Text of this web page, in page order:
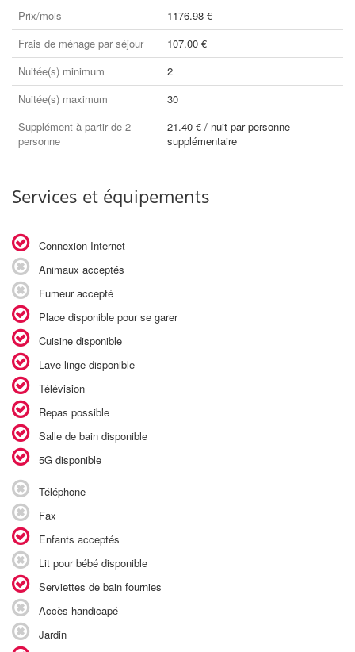
Prix/mois
1176.98 €
Frais de ménage par séjour
107.00 €
Nuitée(s) minimum
2
Nuitée(s) maximum
30
Supplément à partir de 2
personne
21.40 € / nuit par personne
supplémentaire
Services et équipements
Connexion Internet
Animaux acceptés
Fumeur accepté
Place disponible pour se garer
Cuisine disponible
Lave-linge disponible
Télévision
Repas possible
Salle de bain disponible
5G disponible
Téléphone
Fax
Enfants acceptés
Lit pour bébé disponible
Serviettes de bain fournies
Accès handicapé
Jardin